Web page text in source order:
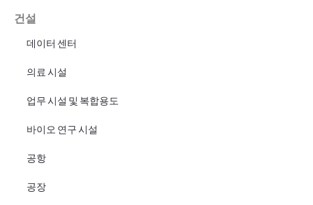
건설
데이터 센터
의료 시설
업무 시설 및 복합용도
바이오 연구 시설
공항
공장